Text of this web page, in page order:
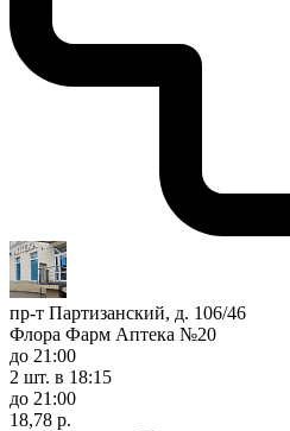
пр-т Партизанский, д. 106/46
Флора Фарм Аптека №20
до 21:00
2 шт. в 18:15
до 21:00
18,78 р.